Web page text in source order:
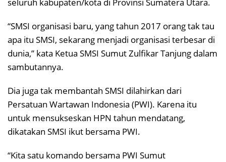
seluruh kabupaten/kota di Provinsi Sumatera Utara.
“SMSI organisasi baru, yang tahun 2017 orang tak tau
apa itu SMSI, sekarang menjadi organisasi terbesar di
dunia,” kata Ketua SMSI Sumut Zulfikar Tanjung dalam
sambutannya.
Dia juga tak membantah SMSI dilahirkan dari
Persatuan Wartawan Indonesia (PWI). Karena itu
untuk mensukseskan HPN tahun mendatang,
dikatakan SMSI ikut bersama PWI.
“Kita satu komando bersama PWI Sumut